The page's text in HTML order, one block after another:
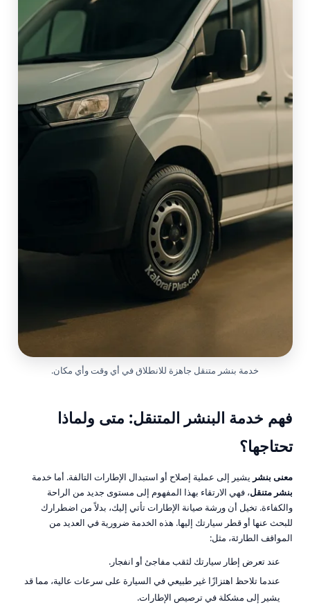
خدمة بنشر متنقل جاهزة للانطلاق في أي وقت وأي مكان.
فهم خدمة البنشر المتنقل: متى ولماذا
تحتاجها؟
معنى بنشر يشير إلى عملية إصلاح أو استبدال الإطارات التالفة. أما خدمة
بنشر متنقل، فهي الارتقاء بهذا المفهوم إلى مستوى جديد من الراحة
والكفاءة. تخيل أن ورشة صيانة الإطارات تأتي إليك، بدلاً من اضطرارك
للبحث عنها أو قطر سيارتك إليها. هذه الخدمة ضرورية في العديد من
المواقف الطارئة، مثل:
عند تعرض إطار سيارتك لثقب مفاجئ أو انفجار.
عندما تلاحظ اهتزازًا غير طبيعي في السيارة على سرعات عالية، مما قد
يشير إلى مشكلة في ترصيص الإطارات.